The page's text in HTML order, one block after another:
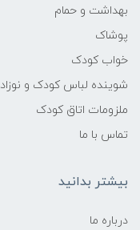
بهداشت و حمام
پوشاک
خواب کودک
شوینده لباس کودک و نوزاد
ملزومات اتاق کودک
تماس با ما
بیشتر بدانید
درباره ما